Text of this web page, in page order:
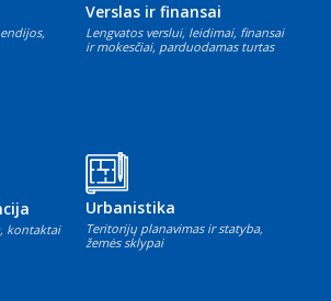
Verslas ir finansai
Lengvatos verslui, leidimai, finansai
ir mokesčiai, parduodamas turtas
kontaktai
Urbanistika
Teritorijų planavimas ir statyba,
žemės sklypai